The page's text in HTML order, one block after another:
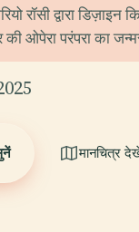
रॉसी द्वारा
ओपेरा परंपरा का
मानचित्र